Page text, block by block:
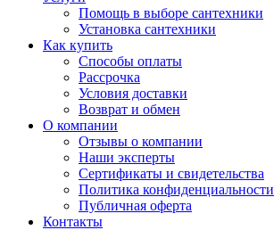
Помощь в выборе сантехники
Установка сантехники
Как купить
Способы оплаты
Рассрочка
Условия доставки
Возврат и обмен
О компании
Отзывы о компании
Наши эксперты
Сертификаты и свидетельства
Политика конфиденциальности
Публичная оферта
Контакты